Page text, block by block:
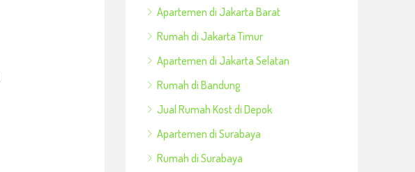
Apartemen di Jakarta Barat
Rumah di Jakarta Timur
Apartemen di Jakarta Selatan
Rumah di Bandung
Jual Rumah Kost di Depok
Apartemen di Surabaya
Rumah di Surabaya